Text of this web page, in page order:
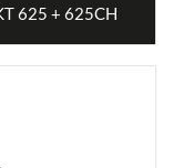
625 + 625CH